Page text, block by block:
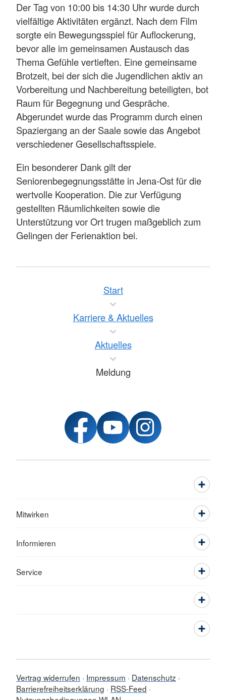
Der Tag von 10:00 bis 14:30 Uhr wurde durch
vielfältige Aktivitäten ergänzt. Nach dem Film
sorgte ein Bewegungsspiel für Auflockerung,
bevor alle im gemeinsamen Austausch das
Thema Gefühle vertieften. Eine gemeinsame
Brotzeit, bei der sich die Jugendlichen aktiv an
Vorbereitung und Nachbereitung beteiligten, bot
Raum für Begegnung und Gespräche.
Abgerundet wurde das Programm durch einen
Spaziergang an der Saale sowie das Angebot
verschiedener Gesellschaftsspiele.
Ein besonderer Dank gilt der
Seniorenbegegnungsstätte in Jena-Ost für die
wertvolle Kooperation. Die zur Verfügung
gestellten Räumlichkeiten sowie die
Unterstützung vor Ort trugen maßgeblich zum
Gelingen der Ferienaktion bei.
Start
Karriere & Aktuelles
Aktuelles
Meldung
Mitwirken
Informieren
Service
Vertrag widerrufen Impressum
Datenschutz
Barrierefreiheitserklärung
RSS-Feed